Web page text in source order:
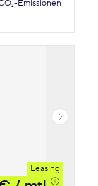
Emissionen
Leasing